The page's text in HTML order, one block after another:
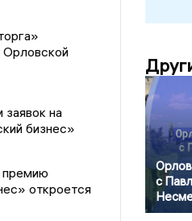
на
бизнес»
премию
откроется
с